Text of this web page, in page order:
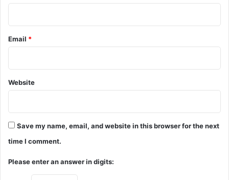
Email *
Website
Save my name, email, and website in this browser for the next
time I comment.
Please enter an answer in digits: